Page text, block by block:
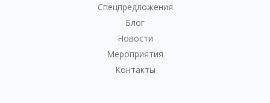
Спецпредложения
Блог
Новости
Мероприятия
Контакты